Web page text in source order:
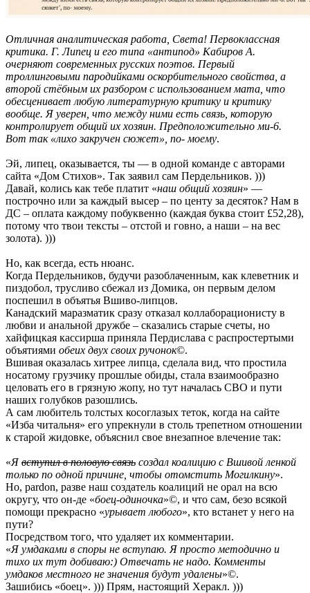
Отличная аналитическая работа, Света! Первоклассная
критика. Г. Липец и его типа «антипод» Кабиров А.
очерняют современных русских поэтов. Первый
троллинговыми пародийками оскорбительного свойства, а
второй стёбным их разбором с использованием мата, что
обесценивает любую литературную критику и критику
вообще. Я уверен, что между ними есть связь, которую
контролирует общий их хозяин. Предположительно ми-6.
Вот так «лихо закручен сюжет», по- моему.
Эй, липец, оказывается, ты — в одной команде с авторами
сайта «Дом Стихов». Так заявил сам Пердельников. )))
Давай, колись как тебе платит «наш общий хозяин» —
построчно или за каждый высер – по центу за десяток? Нам в
ДС – оплата каждому побуквенно (каждая буква стоит £52,28),
потому что твои тексты – отстой и говно, а наши – на вес
золота). )))
Но, как всегда, есть нюанс.
Когда Пердельников, будучи разоблаченным, как клеветник и
пиздобол, трусливо сбежал из Домика, он первым делом
поспешил в объятья Вшиво-липцов.
Канадский маразматик сразу отказал коллаборационисту в
любви и анальной дружбе – сказались старые счеты, но
хайфицкая кассирша приняла Пердислава с распростертыми
объятиями обеих двух своих ручонок©.
Вшивая оказалась хитрее липца, сделала вид, что простила
носатому грузчику прошлые обиды, стала взаимообразно
целовать его в грязную жопу, но тут началась СВО и пути
наших голубков разошлись.
А сам любитель толстых косоглазых теток, когда на сайте
«Изба читальня» его упрекнули в столь трепетном отношении
к старой жидовке, объяснил свое внезапное влечение так:
«Я вступил в половую связь создал коалицию с Вшивой ленкой
только по одной причине, чтобы отомстить Могилкину».
Но, pardon, разве наш создатель коалиций не орал на всю
округу, что он-де «боец-одиночка»©, и что сам, безо всякой
помощи прекрасно «урывает любого», кто встанет у него на
пути?
Посредством того, что удаляет их комментарии.
«Я умдаками в споры не вступаю. Я просто методично и
тихо их тут добиваю:) Отвечать не надо. Комменты
умдаков местного не значения будут удалены»©.
Зашибись «боец». ))) Прям, настоящий Херакл. )))